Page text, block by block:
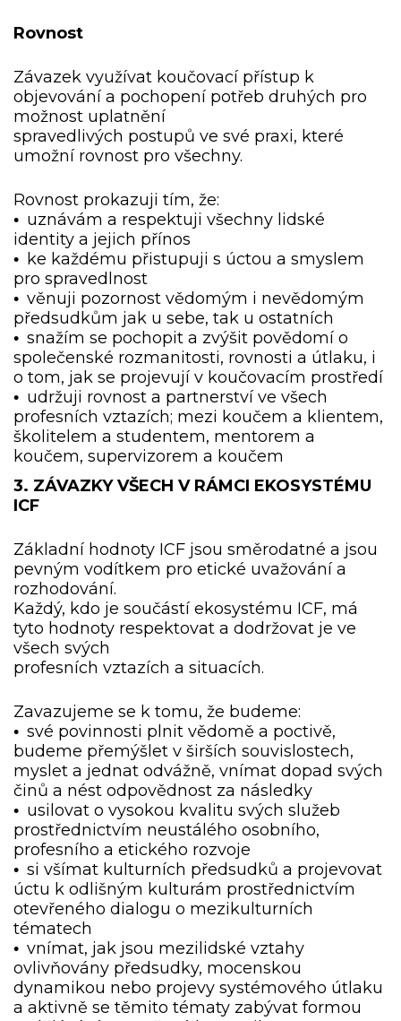
Rovnost
Závazek využívat koučovací přístup k
objevování a pochopení potřeb druhých pro
možnost uplatnění
spravedlivých postupů ve své praxi, které
umožní rovnost pro všechny.
Rovnost prokazuji tím, že:
• uznávám a respektuji všechny lidské
identity a jejich přínos
• ke každému přistupuji s úctou a smyslem
pro spravedlnost
• věnuji pozornost vědomým i nevědomým
předsudkům jak u sebe, tak u ostatních
• snažím se pochopit a zvýšit povědomí o
společenské rozmanitosti, rovnosti a útlaku, i
o tom, jak se projevují v koučovacím prostředí
• udržuji rovnost a partnerství ve všech
profesních vztazích; mezi koučem a klientem,
školitelem a studentem, mentorem a
koučem, supervizorem a koučem
3. ZÁVAZKY VŠECH V RÁMCI EKOSYSTÉMU
ICF
Základní hodnoty ICF jsou směrodatné a jsou
pevným vodítkem pro etické uvažování a
rozhodování.
Každý, kdo je součástí ekosystému ICF, má
tyto hodnoty respektovat a dodržovat je ve
všech svých
profesních vztazích a situacích.
Zavazujeme se k tomu, že budeme:
• své povinnosti plnit vědomě a poctivě,
budeme přemýšlet v širších souvislostech,
myslet a jednat odvážně, vnímat dopad svých
činů a nést odpovědnost za následky
• usilovat o vysokou kvalitu svých služeb
prostřednictvím neustálého osobního,
profesního a etického rozvoje
• si všímat kulturních předsudků a projevovat
úctu k odlišným kulturám prostřednictvím
otevřeného dialogu o mezikulturních
tématech
• vnímat, jak jsou mezilidské vztahy
ovlivňovány předsudky, mocenskou
dynamikou nebo projevy systémového útlaku
a aktivně se těmito tématy zabývat formou